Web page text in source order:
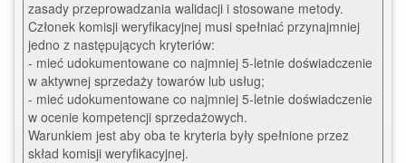
zasady przeprowadzania walidacji i stosowane metody.
Członek komisji weryfikacyjnej musi spełniać przynajmniej
jedno z następujących kryteriów:
- mieć udokumentowane co najmniej 5-letnie doświadczenie
w aktywnej sprzedaży towarów lub usług;
- mieć udokumentowane co najmniej 5-letnie doświadczenie
w ocenie kompetencji sprzedażowych.
Warunkiem jest aby oba te kryteria były spełnione przez
skład komisji weryfikacyjnej.